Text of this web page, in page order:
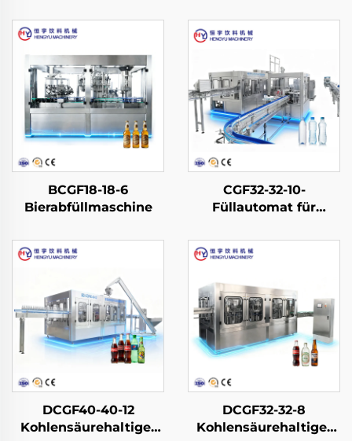
BCGF18-18-6
Bierabfüllmaschine
CGF32-32-10-
Füllautomat für
Flaschen
DCGF40-40-12
Kohlensäurehaltige-
DCGF32-32-8
Kohlensäurehaltige-